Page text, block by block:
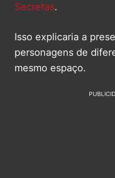
Secretas.
Isso explicaria a
personagens de
mesmo espaço.